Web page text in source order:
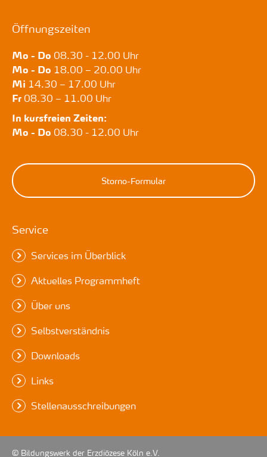
Öffnungszeiten
Mo - Do 08.30 - 12.00 Uhr
Mo - Do 18.00 – 20.00 Uhr
Mi 14.30 – 17.00 Uhr
Fr 08.30 – 11.00 Uhr
In kursfreien Zeiten:
Mo - Do 08.30 - 12.00 Uhr
Storno-Formular
Service
Services im Überblick
Aktuelles Programmheft
Über uns
Selbstverständnis
Downloads
Links
Stellenausschreibungen
© Bildungswerk der Erzdiözese Köln e.V.